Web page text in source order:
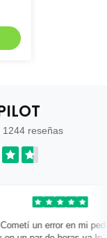
1244 reseñas
un error en mi pedido